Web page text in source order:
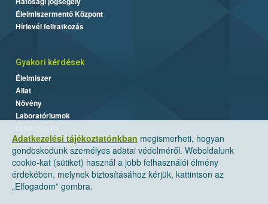
Adatkezelési tájékoztatónkban megismerheti, hogyan
gondoskodunk személyes adatai védelméről. Weboldalunk
cookie-kat (sütiket) használ a jobb felhasználói élmény
érdekében, melynek biztosításához kérjük, kattintson az
„Elfogadom” gombra.
Élelmiszermentő Központ
Hírlevél feliratkozás
Gyakori kérdések
Élelmiszer
Állat
Növény
Laboratóriumok